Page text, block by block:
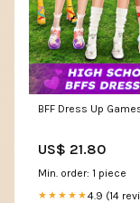
BFF Dress Up
US$ 21.80
Min. order: 1 piece
★★★★★4.9 (14